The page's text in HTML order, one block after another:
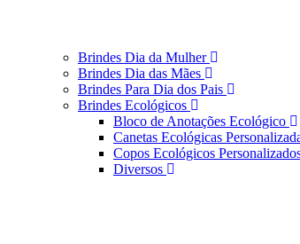
Brindes Dia da Mulher
Brindes Dia das Mães
Brindes Para Dia dos Pais
Brindes Ecológicos
Bloco de Anotações Ecológico
Canetas Ecológicas
Copos Ecológicos
Diversos